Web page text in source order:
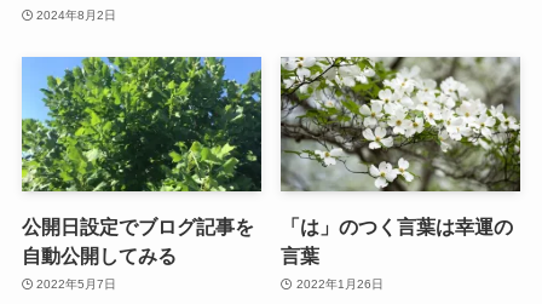
2024年8月2日
公開日設定でブログ記事を
自動公開してみる
2022年5月7日
「は」のつく言葉は幸運の
言葉
2022年1月26日